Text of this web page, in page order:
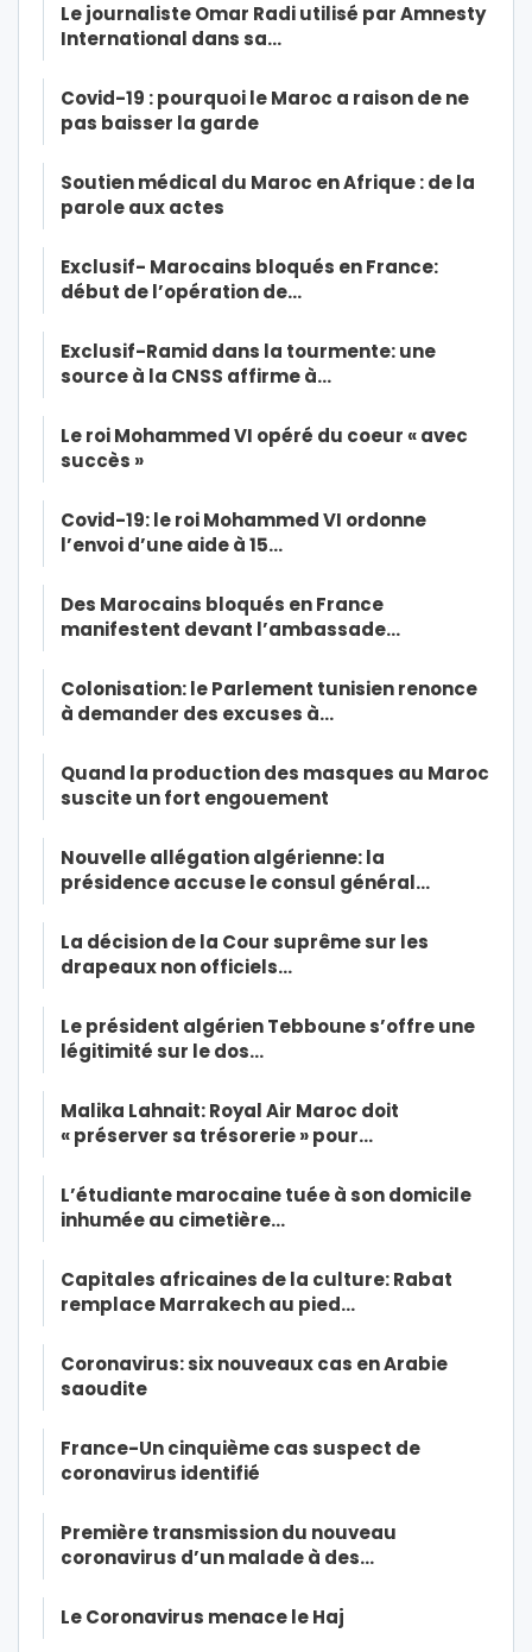
Le journaliste Omar Radi utilisé par Amnesty
International dans sa…
Covid-19 : pourquoi le Maroc a raison de ne
pas baisser la garde
Soutien médical du Maroc en Afrique : de la
parole aux actes
Exclusif- Marocains bloqués en France:
début de l’opération de…
Exclusif-Ramid dans la tourmente: une
source à la CNSS affirme à…
Le roi Mohammed VI opéré du coeur « avec
succès »
Covid-19: le roi Mohammed VI ordonne
l’envoi d’une aide à 15…
Des Marocains bloqués en France
manifestent devant l’ambassade…
Colonisation: le Parlement tunisien renonce
à demander des excuses à…
Quand la production des masques au Maroc
suscite un fort engouement
Nouvelle allégation algérienne: la
présidence accuse le consul général…
La décision de la Cour suprême sur les
drapeaux non officiels…
Le président algérien Tebboune s’offre une
légitimité sur le dos…
Malika Lahnait: Royal Air Maroc doit
« préserver sa trésorerie » pour…
L’étudiante marocaine tuée à son domicile
inhumée au cimetière…
Capitales africaines de la culture: Rabat
remplace Marrakech au pied…
Coronavirus: six nouveaux cas en Arabie
saoudite
France-Un cinquième cas suspect de
coronavirus identifié
Première transmission du nouveau
coronavirus d’un malade à des…
Le Coronavirus menace le Haj